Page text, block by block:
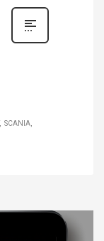
SCANIA